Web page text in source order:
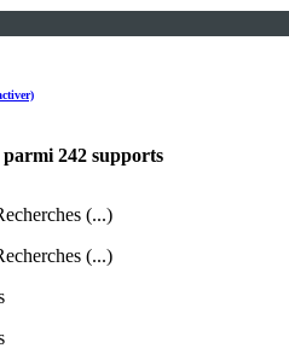
parmi 242 supports
(...)
(...)